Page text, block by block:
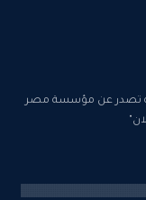
تصدر عن مؤسسة مصر